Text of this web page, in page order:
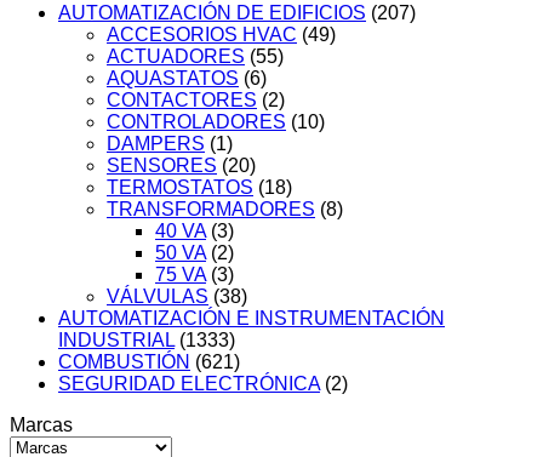
AUTOMATIZACIÓN DE EDIFICIOS (207)
ACCESORIOS HVAC (49)
ACTUADORES (55)
AQUASTATOS (6)
CONTACTORES (2)
CONTROLADORES (10)
DAMPERS (1)
SENSORES (20)
TERMOSTATOS (18)
TRANSFORMADORES (8)
40 VA (3)
50 VA (2)
75 VA (3)
VÁLVULAS (38)
AUTOMATIZACIÓN E INSTRUMENTACIÓN
INDUSTRIAL (1333)
COMBUSTIÓN (621)
SEGURIDAD ELECTRÓNICA (2)
Marcas